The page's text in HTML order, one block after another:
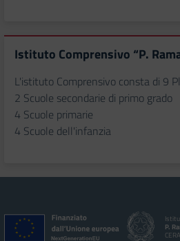
Istituto Comprensivo “P.
L'istituto Comprensivo consta di 9
2 Scuole secondarie di primo grado
4 Scuole primarie
4 Scuole dell'infanzia
P.